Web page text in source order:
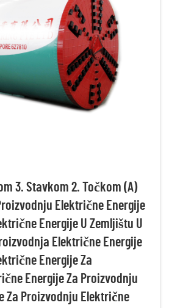
3. Stavkom 2. Točkom (a)
Električne Energije
Energije U Zemljištu U
Električne Energije
Energije Za
Energije Za Proizvodnju
Za Proizvodnju Električne